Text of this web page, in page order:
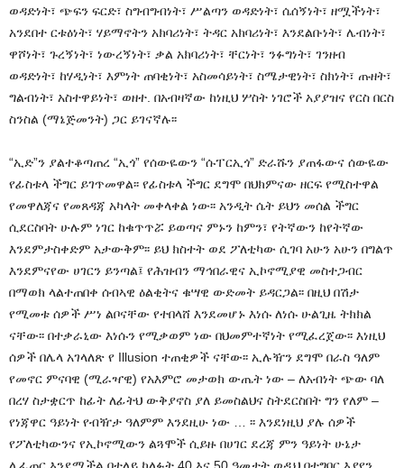
ወዳድነት፣ ጭፍን ፍርድ፣ ስግብግብነት፣ ሥልጣን ወዳድነት፣ ሴሰኝነት፣ ዘሟችነት፣
አንደበተ ርቱዕነት፣ ሃይማኖትን አክባሪነት፣ ትዳር አክባሪነት፣ እንደልቡነት፣ ሌብነት፣
ዋሾነት፣ ጉረኝነት፣ ነውረኝነት፣ ቃል አክባሪነት፣ ቸርነት፣ ንፉግነት፣ ገንዘብ
ወዳድነት፣ ከሃዲነት፣ እምነት ጠባቂነት፣ አስመሳይነት፣ ስሜታዊነት፣ ስክነት፣ ጡዘት፣
ግልብነት፣ አስተዋይነት፣ ወዘተ. በአብዛኛው ከነዚህ ሦስት ነገሮች አያያዝና የርስ በርስ
ስንስል (ማኔጅመንት) ጋር ይገናኛሉ፡፡
“ኢድ”ን ያልተቆጣጠረ “ኢጎ” የሰውዬውን “ሱፐርኢጎ” ድራሹን ያጠፋውና ሰውዬው
የፊስቱላ ችግር ይገጥመዋል፡፡ የፊስቱላ ችግር ደግሞ በህክምናው ዘርፍ የሚስተዋል
የመዋለጃና የመጸዳጃ አካላት መቀላቀል ነው፡፡ አንዲት ሴት ይህን መሰል ችግር
ሲደርስባት ሁሉም ነገር ከቁጥጥሯ ይወጣና ምኑን ከምን፣ የትኛውን ከየትኛው
እንደምታስቀድም አታውቅም፡፡ ይህ ክስተት ወደ ፖለቲካው ሲገባ አሁን አሁን በግልጥ
እንደምናየው ሀገርን ይንጣል፤ የሕዝብን ማኅበራዊና ኢኮኖሚያዊ መስተጋብር
በማወክ ላልተጠበቀ ሰብኣዊ ዕልቂትና ቁሣዊ ውድመት ይዳርጋል፡፡ በዚህ በሽታ
የሚመቱ ሰዎች ሥነ ልቦናቸው የተበላሸ እንደመሆኑ እነሱ ለነሱ ሁልጊዜ ትክክል
ናቸው፡፡ በተቃራኒው እነሱን የሚቃወም ነው በህመምተኛነት የሚፈረጀው፡፡ እነዚህ
ሰዎች በሌላ አገላለጽ የ Illusion ተጠቂዎች ናቸው፡፡ ኢሉዥን ደግሞ በራስ ዓለም
የመኖር ምናባዊ (ሚራዣዊ) የአእምሮ መታወክ ውጤት ነው – ለአብነት ጭው ባለ
በረሃ ስታቋርጥ ከፊት ለፊትህ ውቅያኖስ ያለ ይመስልህና ስትደርስበት ግን የለም –
የነጃዋር ዓይነት የብዥታ ዓለምም እንደዚሁ ነው … ፡፡ እንደነዚህ ያሉ ሰዎች
የፖለቲካውንና የኢኮኖሚውን ልጓሞች ሲይዙ በሀገር ደረጃ ምን ዓይነት ሁኔታ
ሊፈጠር እንደሚችል በተለይ ካለፉት 40 እና 50 ዓመታት ወዲህ በተግባር እያየን